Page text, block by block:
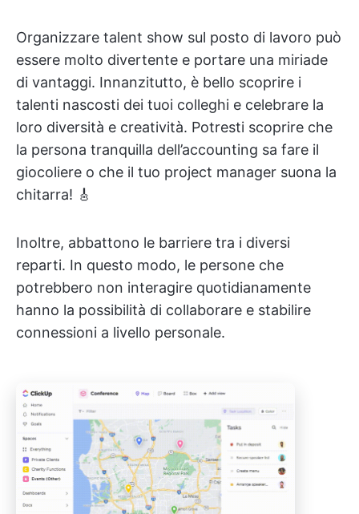
Organizzare talent show sul posto di lavoro può
essere molto divertente e portare una miriade
di vantaggi. Innanzitutto, è bello scoprire i
talenti nascosti dei tuoi colleghi e celebrare la
loro diversità e creatività. Potresti scoprire che
la persona tranquilla dell’accounting sa fare il
giocoliere o che il tuo project manager suona la
chitarra! 🎸
Inoltre, abbattono le barriere tra i diversi
reparti. In questo modo, le persone che
potrebbero non interagire quotidianamente
hanno la possibilità di collaborare e stabilire
connessioni a livello personale.